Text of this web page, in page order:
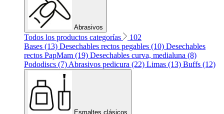
Abrasivos
Todos los productos categorías
102
Bases (13) Desechables rectos pegables (10) Desechables
rectos PapMam (19) Desechables curva, medialuna (8)
Pododiscs (7) Abrasivos pedicura (22) Limas (13) Buffs (12)
Esmaltes clásicos